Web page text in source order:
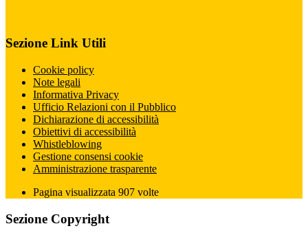
Sezione Link Utili
Cookie policy
Note legali
Informativa Privacy
Ufficio Relazioni con il Pubblico
Dichiarazione di accessibilità
Obiettivi di accessibilità
Whistleblowing
Gestione consensi cookie
Amministrazione trasparente
Pagina visualizzata 907 volte
Sezione Copyright